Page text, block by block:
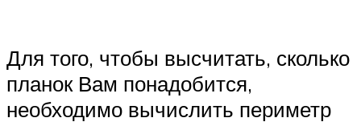
Для того, чтобы высчитать, сколько
планок Вам понадобится,
необходимо вычислить периметр